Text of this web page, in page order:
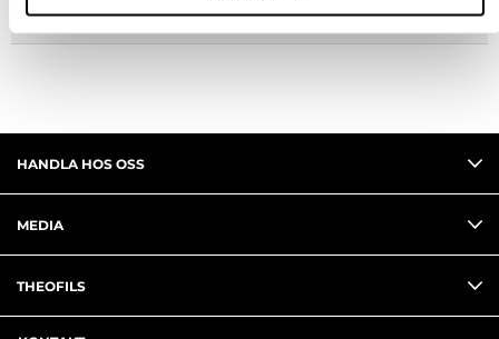
RECENSIONER
HANDLA HOS OSS
MEDIA
THEOFILS